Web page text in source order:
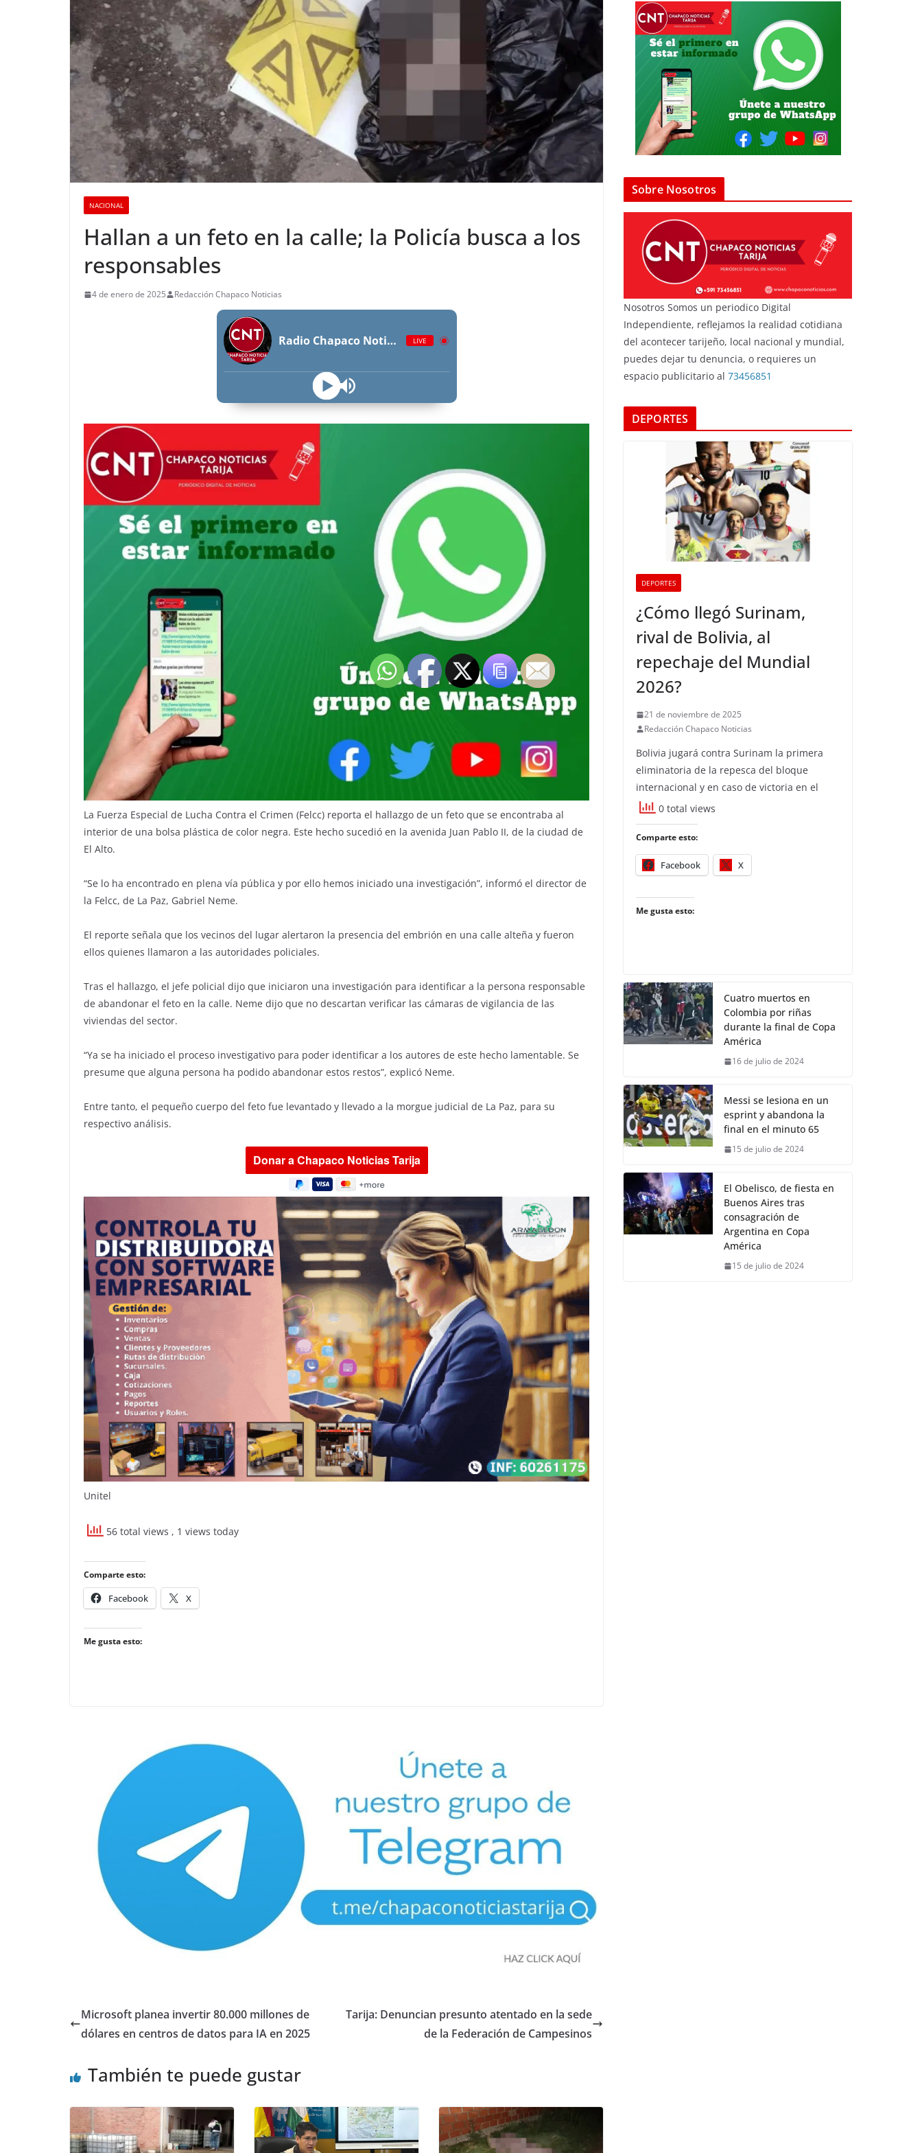
NACIONAL
Hallan a un feto en la calle; la Policía busca a los
responsables
4 de enero de 2025 Redacción Chapaco Noticias
Radio Chapaco Noticias Las 24 horas en vivo LIVE
La Fuerza Especial de Lucha Contra el Crimen (Felcc) reporta el hallazgo de un feto que se encontraba al
interior de una bolsa plástica de color negra. Este hecho sucedió en la avenida Juan Pablo II, de la ciudad de
El Alto.
“Se lo ha encontrado en plena vía pública y por ello hemos iniciado una investigación”, informó el director de
la Felcc, de La Paz, Gabriel Neme.
El reporte señala que los vecinos del lugar alertaron la presencia del embrión en una calle alteña y fueron
ellos quienes llamaron a las autoridades policiales.
Tras el hallazgo, el jefe policial dijo que iniciaron una investigación para identificar a la persona responsable
de abandonar el feto en la calle. Neme dijo que no descartan verificar las cámaras de vigilancia de las
viviendas del sector.
“Ya se ha iniciado el proceso investigativo para poder identificar a los autores de este hecho lamentable. Se
presume que alguna persona ha podido abandonar estos restos”, explicó Neme.
Entre tanto, el pequeño cuerpo del feto fue levantado y llevado a la morgue judicial de La Paz, para su
respectivo análisis.
Unitel
56 total views , 1 views today
Comparte esto:
Facebook X
Me gusta esto:
Microsoft planea invertir 80.000 millones de
dólares en centros de datos para IA en 2025
Tarija: Denuncian presunto atentado en la sede
de la Federación de Campesinos
También te puede gustar
Sobre Nosotros
Nosotros Somos un periodico Digital
Independiente, reflejamos la realidad cotidiana
del acontecer tarijeño, local nacional y mundial,
puedes dejar tu denuncia, o requieres un
espacio publicitario al 73456851
DEPORTES
DEPORTES
¿Cómo llegó Surinam,
rival de Bolivia, al
repechaje del Mundial
2026?
21 de noviembre de 2025
Redacción Chapaco Noticias
Bolivia jugará contra Surinam la primera
eliminatoria de la repesca del bloque
internacional y en caso de victoria en el
0 total views
Comparte esto:
Facebook X
Me gusta esto:
Cuatro muertos en
Colombia por riñas
durante la final de Copa
América
16 de julio de 2024
Messi se lesiona en un
esprint y abandona la
final en el minuto 65
15 de julio de 2024
El Obelisco, de fiesta en
Buenos Aires tras
consagración de
Argentina en Copa
América
15 de julio de 2024